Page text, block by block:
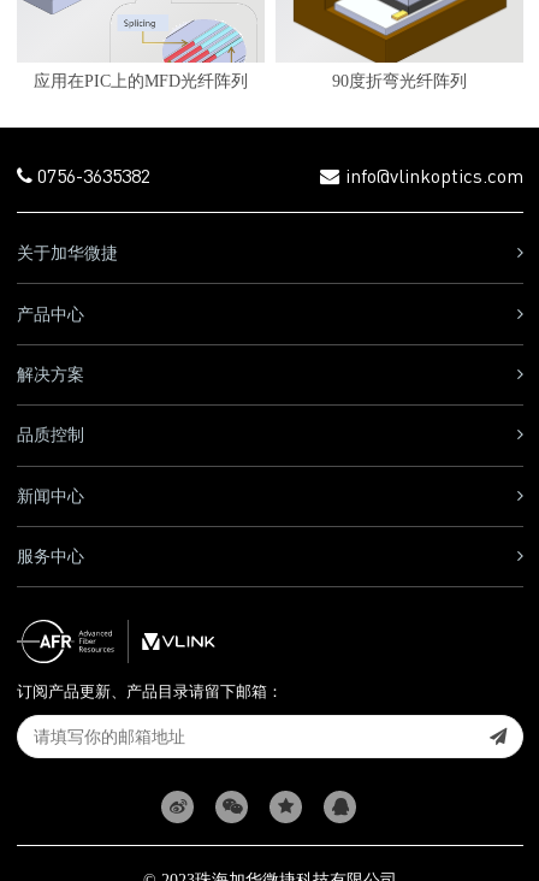
应用在PIC上的MFD光纤阵列 90度折弯光纤阵列
0756-3635382 info@vlinkoptics.com
关于加华微捷
产品中心
解决方案
品质控制
新闻中心
服务中心
订阅产品更新、产品目录请留下邮箱：